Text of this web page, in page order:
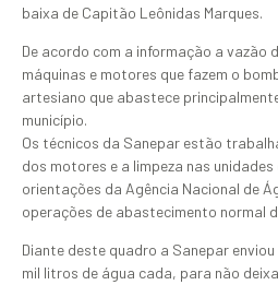
baixa de Capitão Leônidas Marques.
De acordo com a informação a vazão
máquinas e motores que fazem o
artesiano que abastece
município.
Os técnicos da Sanepar estão
dos motores e a limpeza nas
orientações da Agência Nacional de
operações de abastecimento normal
Diante deste quadro a Sanepar
mil litros de água cada, para não